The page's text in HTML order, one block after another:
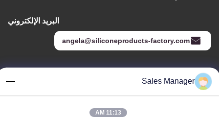
البريد الإلكتروني
angela@siliconeproducts-factory.com
عنواننا
العنوان
Sales Manager
11:13 AM